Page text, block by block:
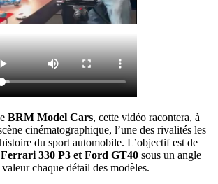
BRM Model Cars, cette vidéo racontera, à
cinématographique, l’une des rivalités les
du sport automobile. L’objectif est de
Ferrari 330 P3 et Ford GT40 sous un angle
chaque détail des modèles.